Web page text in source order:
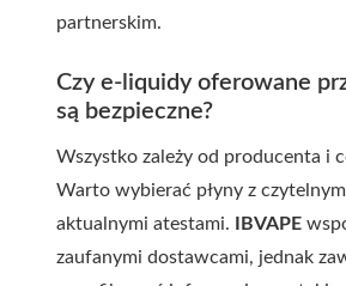
partnerskim.
Czy e-liquidy oferowane
są bezpieczne?
Wszystko zależy od producenta i
Warto wybierać płyny z czytelnym
aktualnymi atestami.
IBVAPE
zaufanymi dostawcami, jednak